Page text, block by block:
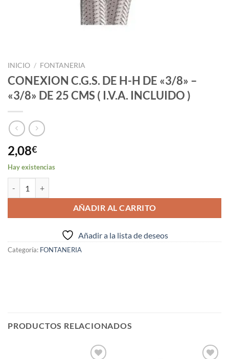
INICIO / FONTANERIA
CONEXION C.G.S. DE H-H DE «3/8» –
«3/8» DE 25 CMS ( I.V.A. INCLUIDO )
2,08€
Hay existencias
AÑADIR AL CARRITO
Añadir a la lista de deseos
Categoría: FONTANERIA
PRODUCTOS RELACIONADOS